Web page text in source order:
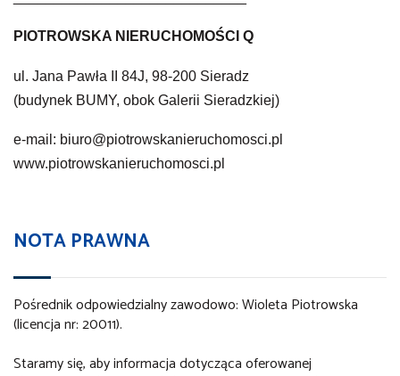
PIOTROWSKA NIERUCHOMOŚCI Q
ul. Jana Pawła II 84J, 98-200 Sieradz
(budynek BUMY, obok Galerii Sieradzkiej)
e-mail: biuro@piotrowskanieruchomosci.pl
www.piotrowskanieruchomosci.pl
NOTA PRAWNA
Pośrednik odpowiedzialny zawodowo: Wioleta Piotrowska
(licencja nr: 20011).
Staramy się, aby informacja dotycząca oferowanej